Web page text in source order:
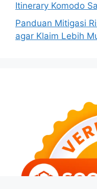
Itinerary Komodo
Panduan Mitigasi
agar Klaim Lebih